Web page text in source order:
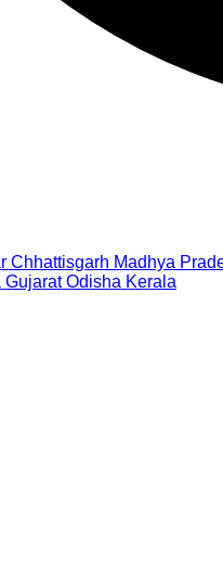
Chhattisgarh Madhya
Gujarat Odisha Kerala